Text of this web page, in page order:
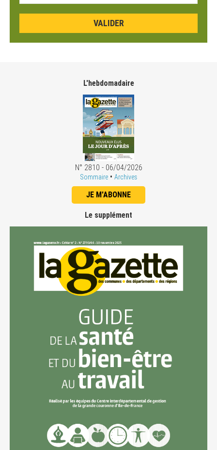
L'hebdomadaire
N° 2810 - 06/04/2026
Sommaire • Archives
JE M'ABONNE
Le supplément